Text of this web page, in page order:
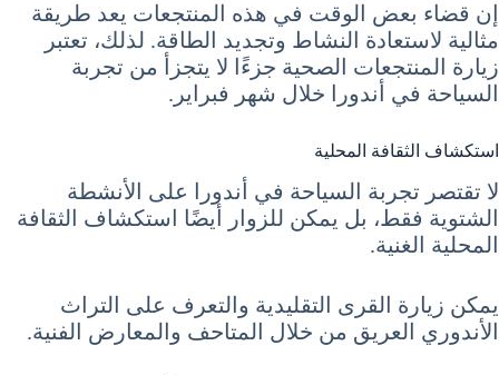
إن قضاء بعض الوقت في هذه المنتجعات يعد طريقة
مثالية لاستعادة النشاط وتجديد الطاقة. لذلك، تعتبر
زيارة المنتجعات الصحية جزءًا لا يتجزأ من تجربة
السياحة في أندورا خلال شهر فبراير.
استكشاف الثقافة المحلية
لا تقتصر تجربة السياحة في أندورا على الأنشطة
الشتوية فقط، بل يمكن للزوار أيضًا استكشاف الثقافة
المحلية الغنية.
يمكن زيارة القرى التقليدية والتعرف على التراث
الأندوري العريق من خلال المتاحف والمعارض الفنية.